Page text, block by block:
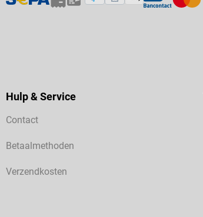
Hulp & Service
Contact
Betaalmethoden
Verzendkosten